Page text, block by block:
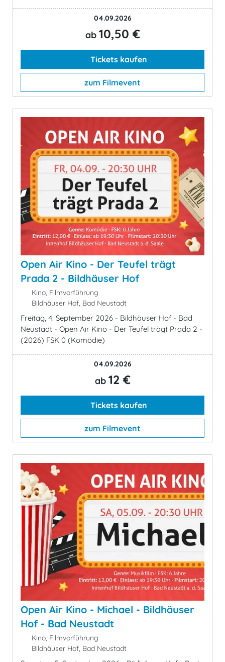
04.09.2026
ab 10,50 €
Tickets kaufen
zum Filmevent
Open Air Kino - Der Teufel trägt
Prada 2 - Bildhäuser Hof
Kino, Filmvorführung
Bildhäuser Hof, Bad Neustadt
Freitag, 4. September 2026 - Bildhäuser Hof - Bad
Neustadt - Open Air Kino - Der Teufel trägt Prada 2 -
(2026) FSK 0 (Komödie)
04.09.2026
ab 12 €
Tickets kaufen
zum Filmevent
Open Air Kino - Michael - Bildhäuser
Hof - Bad Neustadt
Kino, Filmvorführung
Bildhäuser Hof, Bad Neustadt